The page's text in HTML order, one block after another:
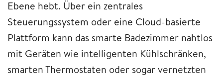
Ebene hebt. Über ein zentrales
Steuerungssystem oder eine Cloud-basierte
Plattform kann das smarte Badezimmer nahtlos
mit Geräten wie intelligenten Kühlschränken,
smarten Thermostaten oder sogar vernetzten